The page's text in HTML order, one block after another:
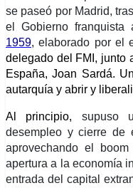
se paseó por Madrid,
el Gobierno franquista
1959, elaborado por el
delegado del FMI, junto
España, Joan Sardá.
autarquía y abrir y
Al principio, supuso
desempleo ycierre de
aprovechando el
apertura a la economía
entrada del capital